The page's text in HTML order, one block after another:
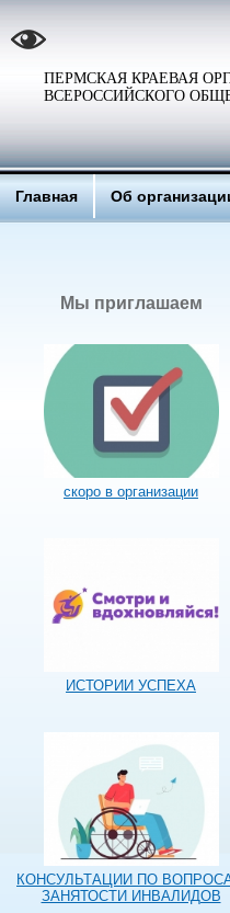
ПЕРМСКАЯ КРАЕВАЯ
ВСЕРОССИЙСКОГО
Главная Об
Мы приглашаем
скоро в организации
ИСТОРИИ УСПЕХА
КОНСУЛЬТАЦИИ ПО
ЗАНЯТОСТИ ИНВАЛИДОВ